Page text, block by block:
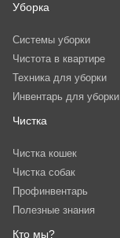
Уборка
Системы уборки
Чистота в квартире
Техника для уборки
Инвентарь для уборки
Чистка
Чистка кошек
Чистка собак
Профинвентарь
Полезные знания
Кто мы?